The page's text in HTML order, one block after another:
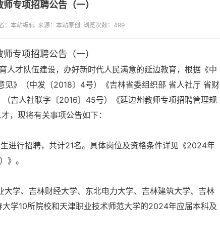
专项招聘公告（一）
本站编辑 来源：本站原创 浏览次数： 499
专项招聘公告（一）
人才队伍建设，办好新时代人民满意的延边教育，根据《中
》（中发〔2018〕4号）《吉林省委组织部 省人社厅 省财
吉人社联字〔2016〕45号）《延边州教师专项招聘管理规
，现将有关事项公告如下：
行招聘，共计21名。具体岗位及资格条件详见《2024年
》。
学、吉林财经大学、东北电力大学、吉林建筑大学、吉林
学10所院校和天津职业技术师范大学的2024年应届本科及